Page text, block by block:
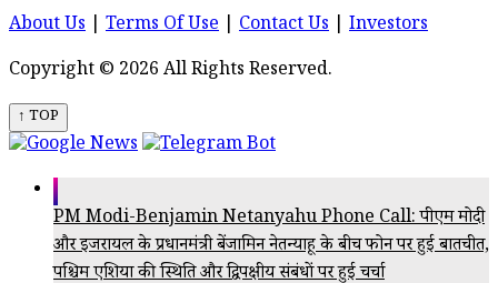
About Us Terms Of Use Contact Us
Investors
Copyright © 2026 All Rights Reserved.
↑ TOP
PM Modi-Benjamin Netanyahu Phone Call: पीएम मोदी
और इजरायल के प्रधानमंत्री बेंजामिन नेतन्याहू के बीच फोन पर हुई बातचीत,
पश्चिम एशिया की स्थिति और द्विपक्षीय संबंधों पर हुई चर्चा